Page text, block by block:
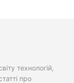
технологій,
про